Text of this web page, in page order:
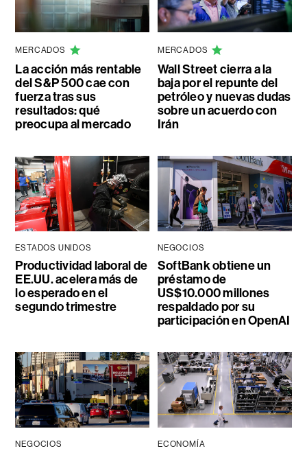
MERCADOS
La acción más rentable
del S&P 500 cae con
fuerza tras sus
resultados: qué
preocupa al mercado
MERCADOS
Wall Street cierra a la
baja por el repunte del
petróleo y nuevas dudas
sobre un acuerdo con
Irán
ESTADOS UNIDOS
Productividad laboral de
EE.UU. acelera más de
lo esperado en el
segundo trimestre
NEGOCIOS
SoftBank obtiene un
préstamo de
US$10.000 millones
respaldado por su
participación en OpenAI
NEGOCIOS ECONOMÍA